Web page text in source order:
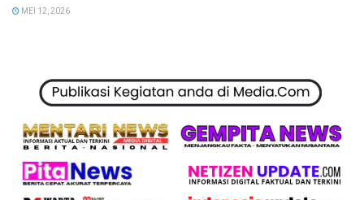
MEI 12, 2026